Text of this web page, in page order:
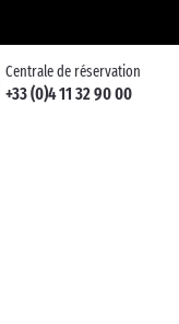
Centrale de réservation
+33 (0)4 11 32 90 00